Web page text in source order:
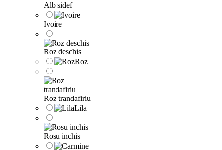
Alb sidef
Ivoire
Roz deschis
Roz
Roz trandafiriu
Lila
Rosu inchis